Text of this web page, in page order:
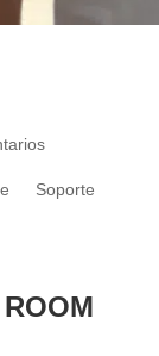
Soporte